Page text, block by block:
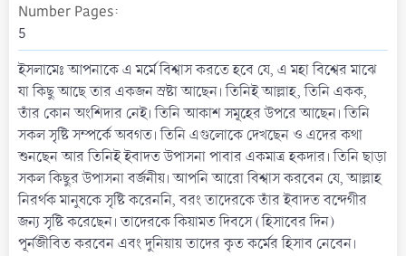
Number Pages
5
ইসলামেঃ আপনাকে এ মর্মে বিশ্বাস করতে হবে যে, এ মহা বিশ্বের মাঝে
যা কিছু আছে তার একজন স্রষ্টা আছেন। তিনিই আল্লাহ, তিনি একক,
তাঁর কোন অংশিদার নেই। তিনি আকাশ সমূহের উপরে আছেন। তিনি
সকল সৃষ্টি সম্পর্কে অবগত। তিনি এগুলোকে দেখছেন ও এদের কথা
শুনছেন আর তিনিই ইবাদত উপাসনা পাবার একমাত্র হকদার। তিনি ছাড়া
সকল কিছুর উপাসনা বর্জনীয়। আপনি আরো বিশ্বাস করবেন যে, আল্লাহ
নিরর্থক মানুষকে সৃষ্টি করেননি, বরং তাদেরকে তাঁর ইবাদত বন্দেগীর
জন্য সৃষ্টি করেছেন। তাদেরকে কিয়ামত দিবসে (হিসাবের দিন)
পূর্নজীবিত করবেন এবং দুনিয়ায় তাদের কৃত কর্মের হিসাব নেবেন।